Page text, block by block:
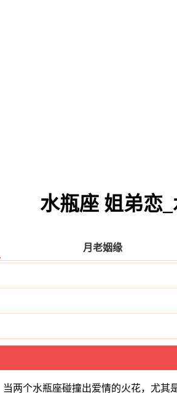
水瓶座 姐弟恋
月老姻缘
两个水瓶座碰撞出爱情的火花，尤其